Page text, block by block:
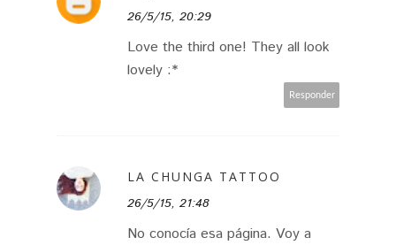
26/5/15, 20:29
Love the third one! They all look
lovely :*
Responder
LA CHUNGA TATTOO
26/5/15, 21:48
No conocía esa página. Voy a